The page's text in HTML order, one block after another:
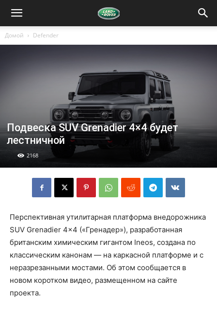
Домой Defender
Подвеска SUV Grenadier 4×4 будет
лестничной
2168
Перспективная утилитарная платформа внедорожника
SUV Grenadier 4×4 («Гренадер»), разработанная
британским химическим гигантом Ineos, создана по
классическим канонам — на каркасной платформе и с
неразрезанными мостами. Об этом сообщается в
новом коротком видео, размещенном на сайте
проекта.